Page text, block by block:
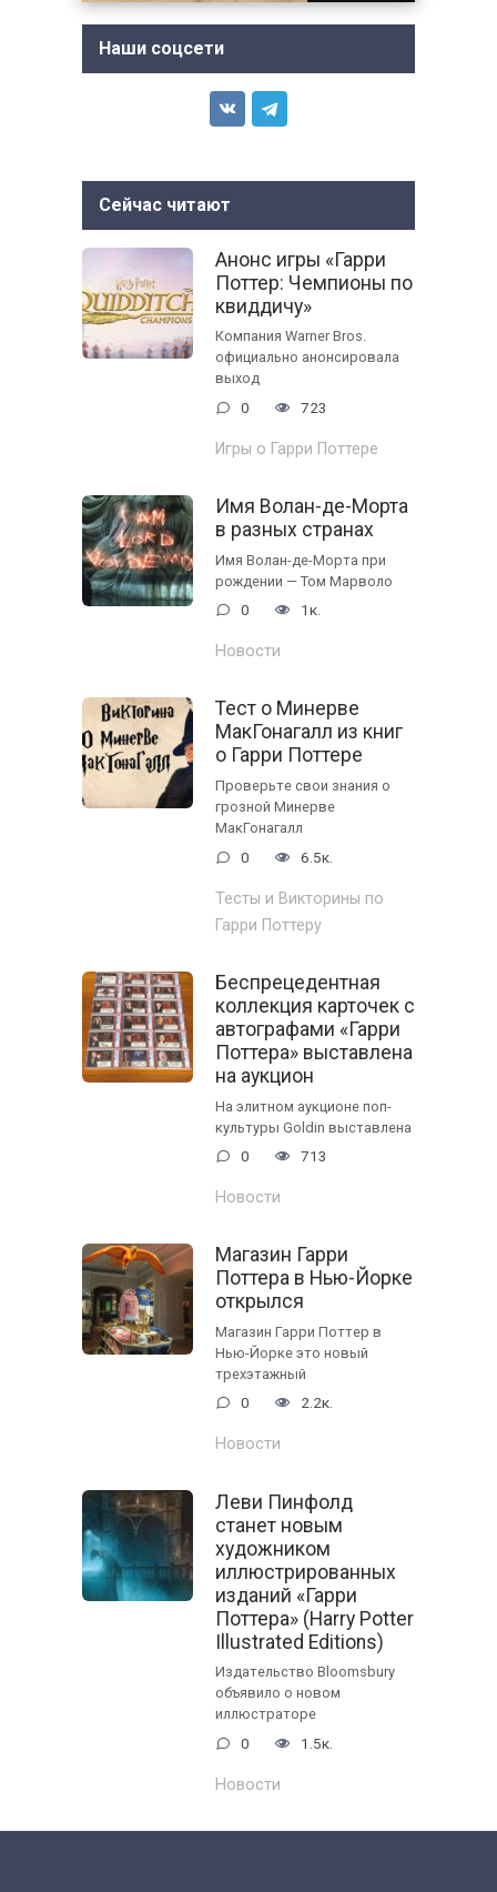
Наши соцсети
Сейчас читают
Анонс игры «Гарри
Поттер: Чемпионы по
квиддичу»
Компания Warner Bros.
официально анонсировала
выход
0 723
Игры о Гарри Поттере
Имя Волан-де-Морта
в разных странах
Имя Волан-де-Морта при
рождении — Том Марволо
0 1к.
Новости
Тест о Минерве
МакГонагалл из книг
о Гарри Поттере
Проверьте свои знания о
грозной Минерве
МакГонагалл
0 6.5к.
Тесты и Викторины по
Гарри Поттеру
Беспрецедентная
коллекция карточек с
автографами «Гарри
Поттера» выставлена
на аукцион
На элитном аукционе поп-
культуры Goldin выставлена
0 713
Новости
Магазин Гарри
Поттера в Нью-Йорке
открылся
Магазин Гарри Поттер в
Нью-Йорке это новый
трехэтажный
0 2.2к.
Новости
Леви Пинфолд
станет новым
художником
иллюстрированных
изданий «Гарри
Поттера» (Harry Potter
Illustrated Editions)
Издательство Bloomsbury
объявило о новом
иллюстраторе
0 1.5к.
Новости